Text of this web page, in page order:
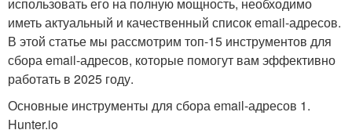
иметь актуальный и качественный список email-адресов.
В этой статье мы рассмотрим топ-15 инструментов для
сбора email-адресов, которые помогут вам эффективно
работать в 2025 году.
Основные инструменты для сбора email-адресов 1.
Hunter.io